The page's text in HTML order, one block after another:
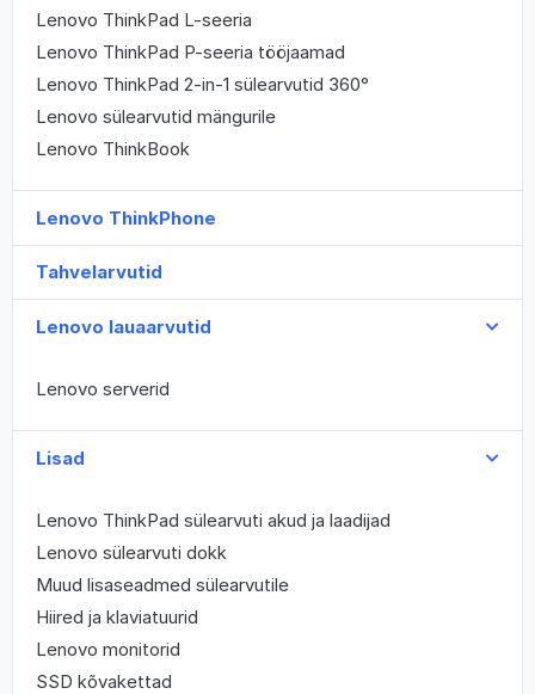
Lenovo ThinkPad L-seeria
Lenovo ThinkPad P-seeria tööjaamad
Lenovo ThinkPad 2-in-1 sülearvutid 360°
Lenovo sülearvutid mängurile
Lenovo ThinkBook
Lenovo ThinkPhone
Tahvelarvutid
Lenovo lauaarvutid
Lenovo serverid
Lisad
Lenovo ThinkPad sülearvuti akud ja laadijad
Lenovo sülearvuti dokk
Muud lisaseadmed sülearvutile
Hiired ja klaviatuurid
Lenovo monitorid
SSD kõvakettad